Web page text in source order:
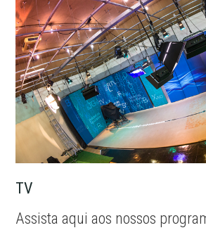
TV
Assista aqui aos nossos